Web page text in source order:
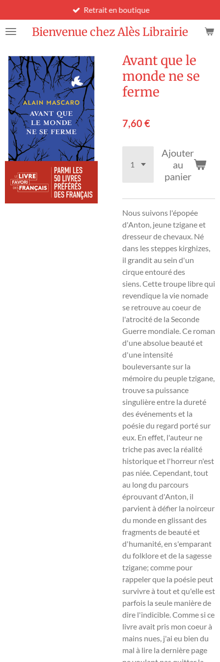
au
contenuBienvenue chez Alès Librairie
Retrait en boutique
Avant que le
monde ne se
ferme
7,60 €
Ajouter
au
panier
Nous suivons l'épopée
d'Anton, jeune tzigane et
dresseur de chevaux. Né
dans les steppes kirghizes,
il grandit au sein d'un
cirque entouré des
siens. Cette troupe libre qui
revendique la vie nomade
se retrouve au coeur de
l'atrocité de la Seconde
Guerre mondiale. Ce roman
d'une absolue beauté et
d'une intensité
bouleversante sur la
mémoire du peuple tzigane,
trouve sa puissance
singulière entre la dureté
des événements et la
poésie du regard porté sur
eux. En effet, l'auteur ne
triche pas avec la réalité
historique et l'horreur n'est
pas niée. Cependant, tout
au long du parcours
éprouvant d'Anton, il
parvient à défier la noirceur
du monde en glissant des
fragments de beauté et
d'humanité, en s'emparant
du folklore et de la sagesse
tzigane; comme pour
rappeler que la poésie peut
survivre à tout et qu'elle est
parfois la seule manière de
dire l'indicible. Comme si ce
livre avait pris mon coeur à
mains nues, j'ai eu bien du
mal à lire la dernière page